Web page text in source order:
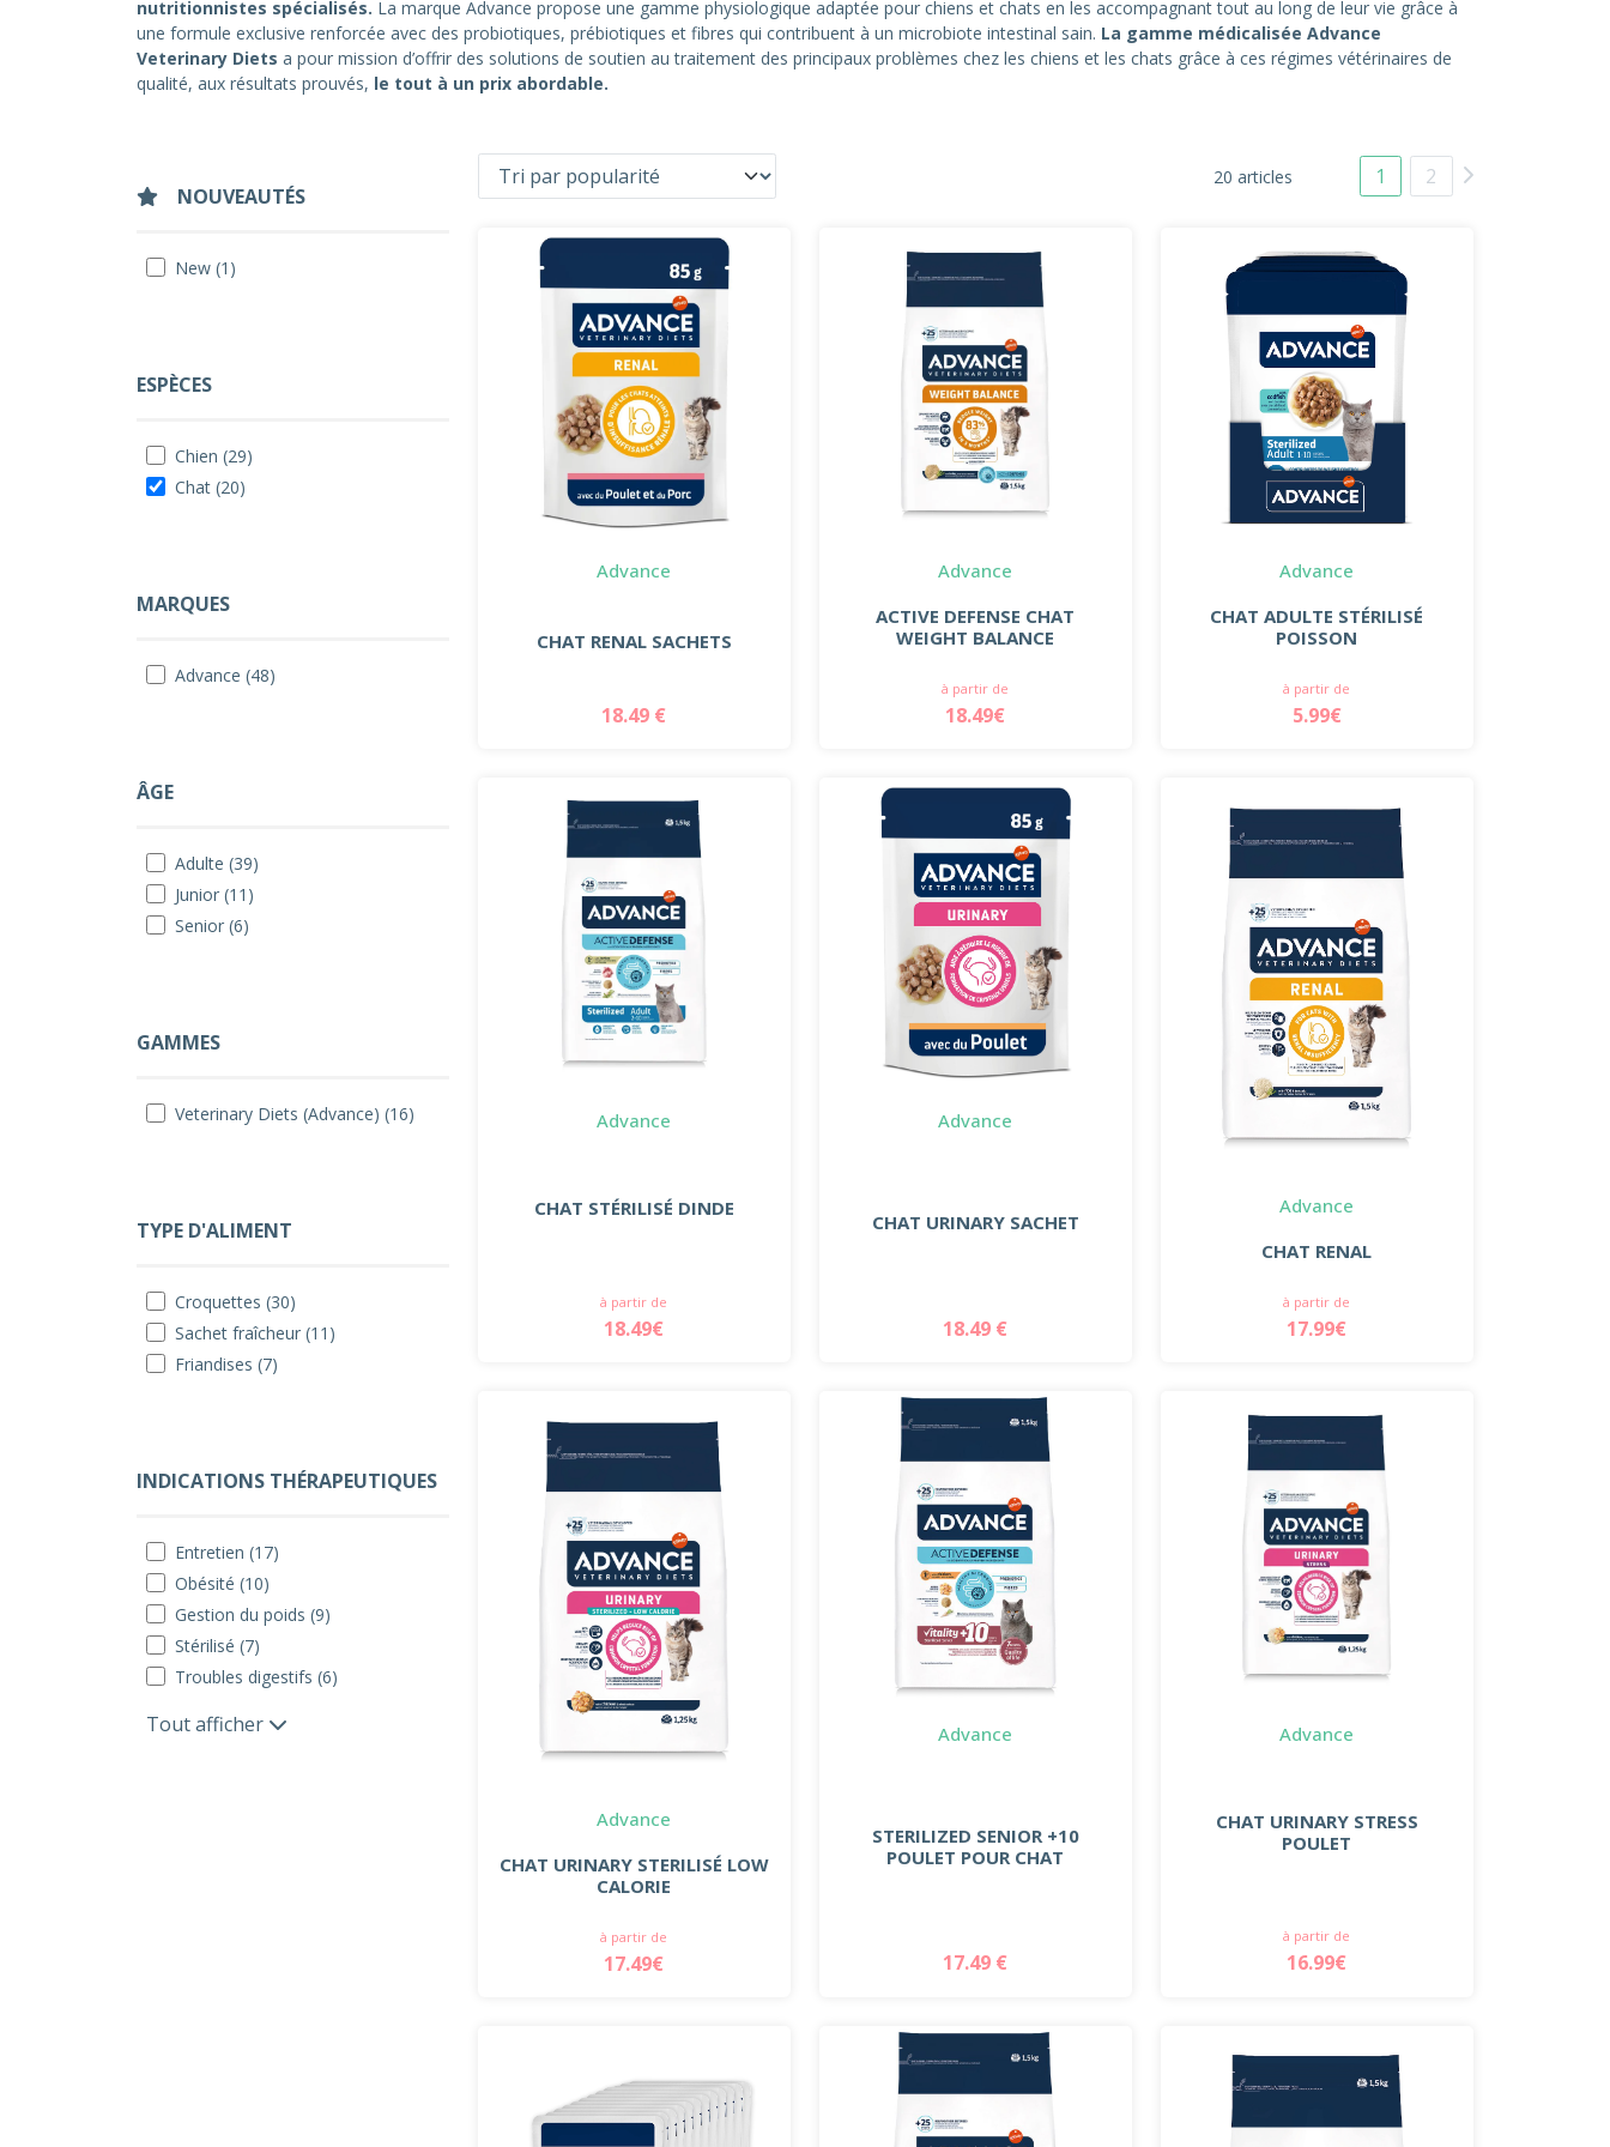
nutritionnistes spécialisés. La marque Advance propose une gamme physiologique adaptée pour chiens et chats en les accompagnant tout au long de leur vie grâce à
une formule exclusive renforcée avec des probiotiques, prébiotiques et fibres qui contribuent à un microbiote intestinal sain. La gamme médicalisée Advance
Veterinary Diets a pour mission d’offrir des solutions de soutien au traitement des principaux problèmes chez les chiens et les chats grâce à ces régimes vétérinaires de
qualité, aux résultats prouvés, le tout à un prix abordable.
NOUVEAUTÉS
New (1)
ESPÈCES
Chien (29)
Chat (20)
MARQUES
Advance (48)
ÂGE
Adulte (39)
Junior (11)
Senior (6)
GAMMES
Veterinary Diets (Advance) (16)
TYPE D'ALIMENT
Croquettes (30)
Sachet fraîcheur (11)
Friandises (7)
INDICATIONS THÉRAPEUTIQUES
Entretien (17)
Obésité (10)
Gestion du poids (9)
Stérilisé (7)
Troubles digestifs (6)
Tout afficher
20 articles 1 2
Advance
CHAT RENAL SACHETS
18.49 €
Advance
ACTIVE DEFENSE CHAT
WEIGHT BALANCE
à partir de
18.49€
Advance
CHAT ADULTE STÉRILISÉ
POISSON
à partir de
5.99€
Advance
CHAT STÉRILISÉ DINDE
à partir de
18.49€
Advance
CHAT URINARY SACHET
18.49 €
Advance
CHAT RENAL
à partir de
17.99€
Advance
CHAT URINARY STERILISÉ LOW
CALORIE
à partir de
17.49€
Advance
STERILIZED SENIOR +10
POULET POUR CHAT
17.49 €
Advance
CHAT URINARY STRESS
POULET
à partir de
16.99€